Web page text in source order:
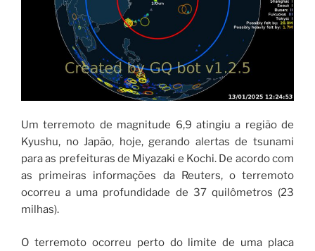
Um terremoto de magnitude 6,9 ​​atingiu a região de
Kyushu, no Japão, hoje, gerando alertas de tsunami
para as prefeituras de Miyazaki e Kochi. De acordo com
as primeiras informações da Reuters, o terremoto
ocorreu a uma profundidade de 37 quilômetros (23
milhas).
O terremoto ocorreu perto do limite de uma placa